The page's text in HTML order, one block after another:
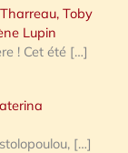
Toby
Lupin
! Cet été […]
[…]